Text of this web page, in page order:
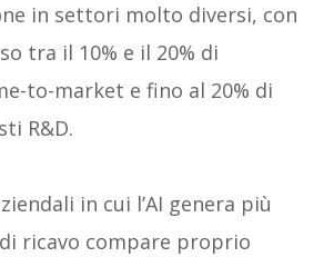
in settori molto diversi, con
tra il 10% e il 20% di
to-market e fino al 20% di
R&D.
in cui l’AI genera più
ricavo compare proprio